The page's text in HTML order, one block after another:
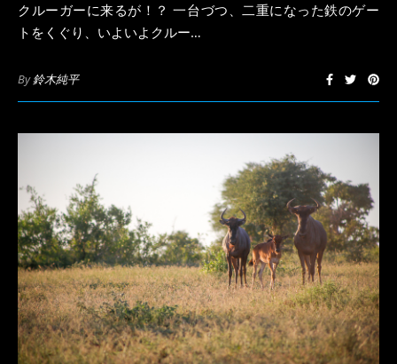
クルーガーに来るが！？ 一台づつ、二重になった鉄のゲー
トをくぐり、いよいよクルー…
By鈴木純平